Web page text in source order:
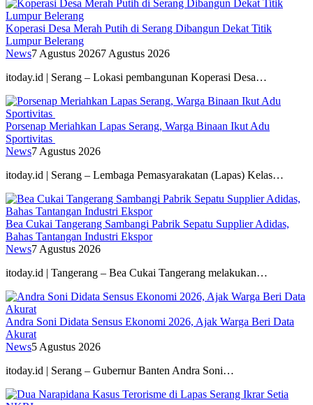
Koperasi Desa Merah Putih di Serang Dibangun Dekat Titik
Lumpur Belerang
News7 Agustus 20267 Agustus 2026
itoday.id | Serang – Lokasi pembangunan Koperasi Desa…
Porsenap Meriahkan Lapas Serang, Warga Binaan Ikut Adu
Sportivitas
News7 Agustus 2026
itoday.id | Serang – Lembaga Pemasyarakatan (Lapas) Kelas…
Bea Cukai Tangerang Sambangi Pabrik Sepatu Supplier Adidas,
Bahas Tantangan Industri Ekspor
News7 Agustus 2026
itoday.id | Tangerang – Bea Cukai Tangerang melakukan…
Andra Soni Didata Sensus Ekonomi 2026, Ajak Warga Beri Data
Akurat
News5 Agustus 2026
itoday.id | Serang – Gubernur Banten Andra Soni…